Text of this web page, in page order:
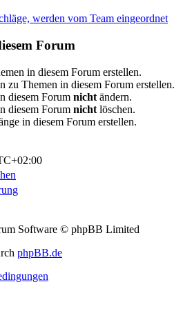
werden vom Team eingeordnet
Forum
in diesem Forum erstellen.
zu Themen in diesem Forum erstellen.
diesem Forum nicht ändern.
diesem Forum nicht löschen.
in diesem Forum erstellen.
Software © phpBB Limited
phpBB.de